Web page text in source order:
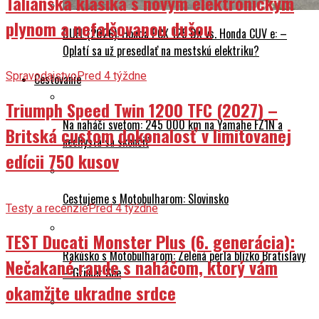
DUEL (2026): Honda PCX 125 DX vs. Honda CUV e: –
Oplatí sa už presedlať na mestskú elektriku?
Cestovanie
Na naháči svetom: 245 000 km na Yamahe FZ1N a
nechystá sa skončiť
Cestujeme s Motobulharom: Slovinsko
Rakúsko s Motobulharom: Zelená perla blízko Bratislavy
– Grüner See
plynom a nefalšovanou dušou
SpravodajstvoPred 4 týždne
Triumph Speed Twin 1200 TFC (2027) –
Britská custom dokonalosť v limitovanej
edícii 750 kusov
Testy a recenziePred 4 týždne
TEST Ducati Monster Plus (6. generácia):
Nečakané rande s naháčom, ktorý vám
okamžite ukradne srdce